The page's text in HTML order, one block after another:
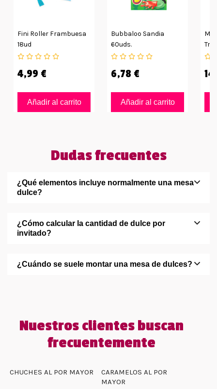
Fini Roller Frambuesa
18ud
4,99 €
Añadir al carrito
Bubbaloo Sandia
60uds.
6,78 €
Añadir al carrito
Dudas frecuentes
¿Qué elementos incluye normalmente una mesa
dulce?
¿Cómo calcular la cantidad de dulce por
invitado?
¿Cuándo se suele montar una mesa de dulces?
Nuestros clientes buscan
frecuentemente
CHUCHES AL POR MAYOR
CARAMELOS AL POR
MAYOR